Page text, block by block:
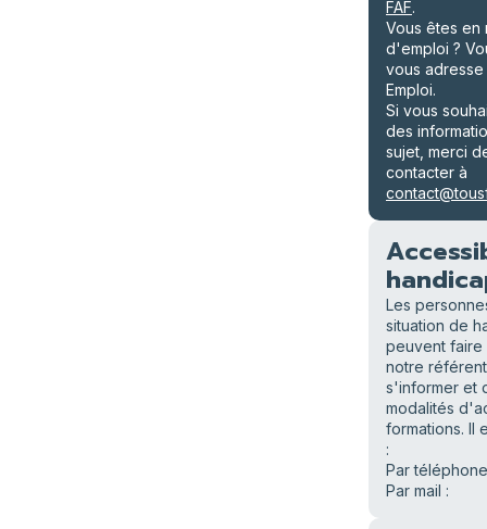
FAF.
Vous êtes en
d'emploi ?
vous adresse
Emploi.
Si vous
des
sujet, merci
contacter à
Les
situation de
peuvent faire
notre
s'informer et
modalités
formations. Il
:
Par
Par mail :